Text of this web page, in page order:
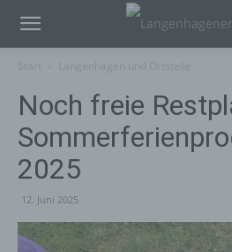
Noch freie
2025
12. Juni 2025